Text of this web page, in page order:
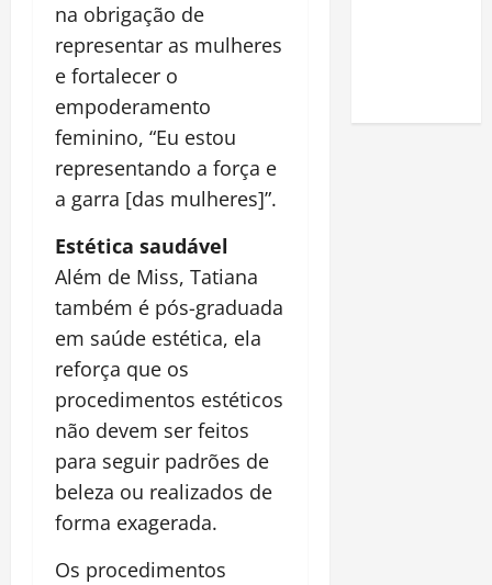
na obrigação de
representar as mulheres
e fortalecer o
empoderamento
feminino, “Eu estou
representando a força e
a garra [das mulheres]”.
Estética saudável
Além de Miss, Tatiana
também é pós-graduada
em saúde estética, ela
reforça que os
procedimentos estéticos
não devem ser feitos
para seguir padrões de
beleza ou realizados de
forma exagerada.
Os procedimentos